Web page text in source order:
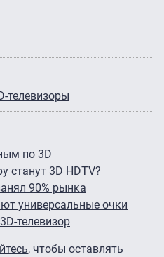
телевизоры
по 3D
станут 3D HDTV?
90% рынка
универсальные очки
телевизор
, чтобы оставлять